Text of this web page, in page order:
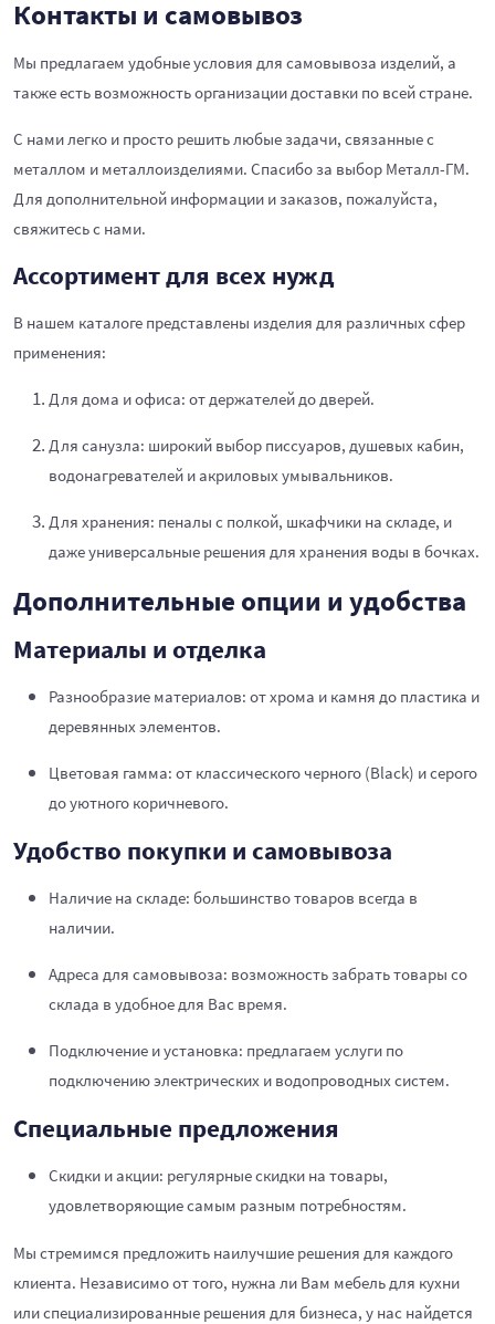
Контакты и самовывоз
Мы предлагаем удобные условия для самовывоза изделий, а
также есть возможность организации доставки по всей стране.
С нами легко и просто решить любые задачи, связанные с
металлом и металлоизделиями. Спасибо за выбор Металл-ГМ.
Для дополнительной информации и заказов, пожалуйста,
свяжитесь с нами.
Ассортимент для всех нужд
В нашем каталоге представлены изделия для различных сфер
применения:
Для дома и офиса: от держателей до дверей.
Для санузла: широкий выбор писсуаров, душевых кабин,
водонагревателей и акриловых умывальников.
Для хранения: пеналы с полкой, шкафчики на складе, и
даже универсальные решения для хранения воды в бочках.
Дополнительные опции и удобства
Материалы и отделка
Разнообразие материалов: от хрома и камня до пластика и
деревянных элементов.
Цветовая гамма: от классического черного (Black) и серого
до уютного коричневого.
Удобство покупки и самовывоза
Наличие на складе: большинство товаров всегда в
наличии.
Адреса для самовывоза: возможность забрать товары со
склада в удобное для Вас время.
Подключение и установка: предлагаем услуги по
подключению электрических и водопроводных систем.
Специальные предложения
Скидки и акции: регулярные скидки на товары,
удовлетворяющие самым разным потребностям.
Мы стремимся предложить наилучшие решения для каждого
клиента. Независимо от того, нужна ли Вам мебель для кухни
или специализированные решения для бизнеса, у нас найдется